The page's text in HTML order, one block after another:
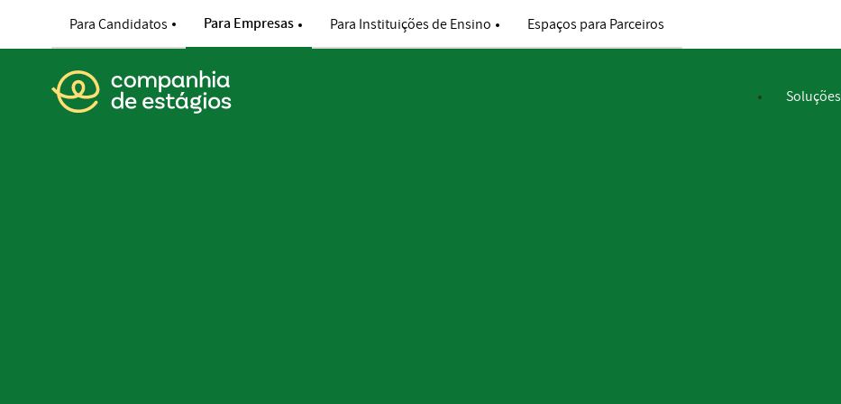
Ir para o conteúdo
Para Candidatos Para Empresas Para Instituições de Ensino Espaços para Parceiros
Soluções